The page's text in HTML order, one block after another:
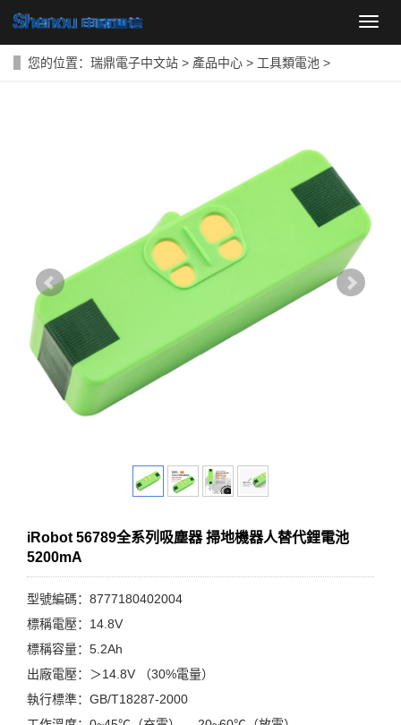
導
您的位置： 瑞鼎電子中文站 > 產品中心 > 工具類電池 >
iRobot 56789全系列吸塵器 掃地機器人替代鋰電池
5200mA
型號編碼：8777180402004
標稱電壓：14.8V
標稱容量：5.2Ah
出廠電壓：＞14.8V （30%電量）
執行標準：GB/T18287-2000